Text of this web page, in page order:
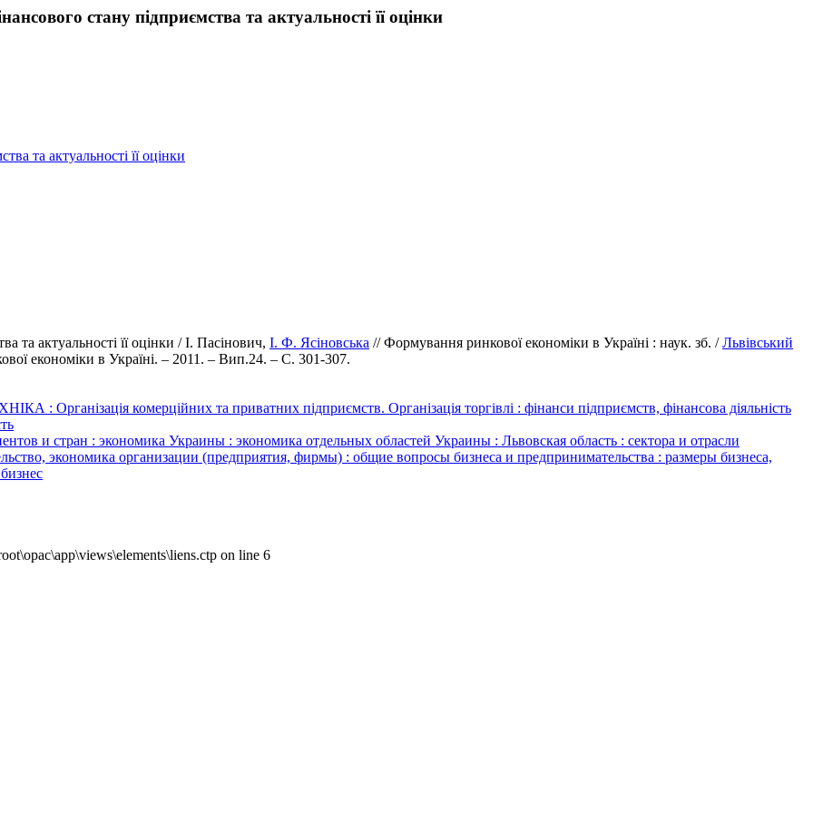
стану підприємства та актуальності її оцінки
та актуальності її оцінки
та актуальності її оцінки / І. Пасінович, І. Ф. Ясіновська // Формування ринкової економіки в Україні : наук. зб. /Львівський
економіки в Україні. – 2011. – Вип.24. – С. 301-307.
комерційних та приватних підприємств. Організація торгівлі : фінанси підприємств, фінансова діяльність
и стран : экономика Украины : экономика отдельных областей Украины : Львовская область : сектора и отрасли
экономика организации (предприятия, фирмы) : общие вопросы бизнеса и предпринимательства : размеры бизнеса,
on line 6